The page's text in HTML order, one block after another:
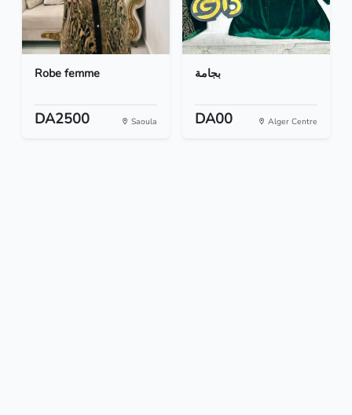
Robe femme
DA2500 Saoula
بجامة
DA00 Alger Centre